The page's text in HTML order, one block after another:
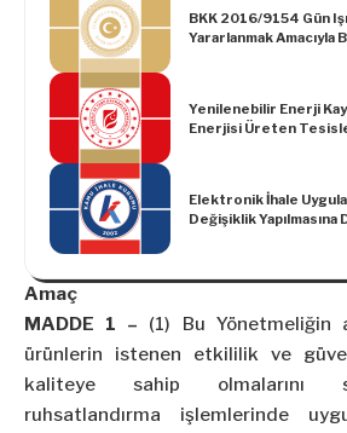
yüklenme süresinin
BKK 2016/9154 Gün
Yararlanmak Amacıyla
Yenilenebilir Enerji
Enerjisi Üreten
Elektronik İhale
Değişiklik
Amaç
MADDE 1 – (1) Bu Yönetmeliğin
ürünlerin istenen etkililik ve
kaliteye sahip olmalarını
ruhsatlandırma işlemlerinde